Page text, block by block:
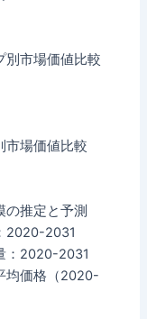
別市場価値比較
市場価値比較
の推定と予測
2020-2031
：2020-2031
均価格（2020-